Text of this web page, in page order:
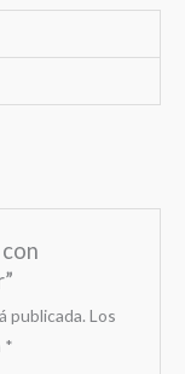
publicada. Los
*